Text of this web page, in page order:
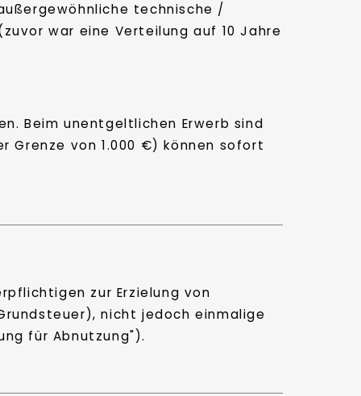
technische /
war eine Verteilung auf 10 Jahre
Beim unentgeltlichen Erwerb sind
von 1.000 €) können sofort
zur Erzielung von
nicht jedoch einmalige
für Abnutzung").